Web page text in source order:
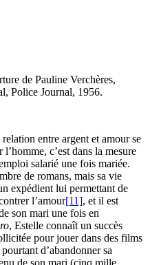
de Pauline Verchères,
Police Journal, 1956.
entre argent et amour se
c’est dans la mesure
salarié une fois mariée.
de romans, mais sa vie
expédient lui permettant de
l’amour[11], et il est
son mari une fois en
, Estelle connaît un succès
pour jouer dans des films
d’abandonner sa
de son mari (cinq mille